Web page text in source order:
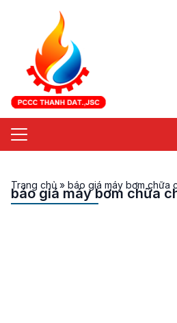
Trang chủ » báo giá máy bơm chữa
báo giá máy bơm chữa